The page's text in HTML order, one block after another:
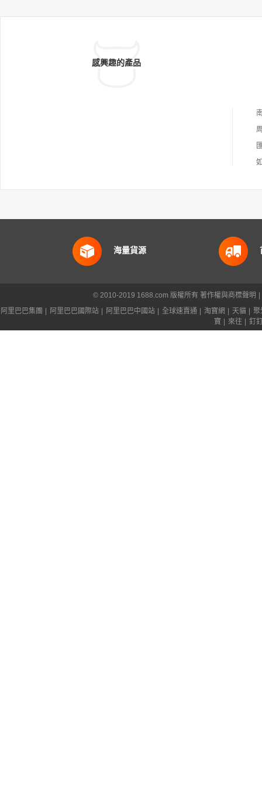
感興趣的產品
海量貨源
© 2010-2019 1688.com 版權所有 著作權與商標聲明
阿里巴巴集團
阿里巴巴國際站 阿里巴巴中國站 全球速賣通 淘寶網 天貓
聚
寶
來往 釘